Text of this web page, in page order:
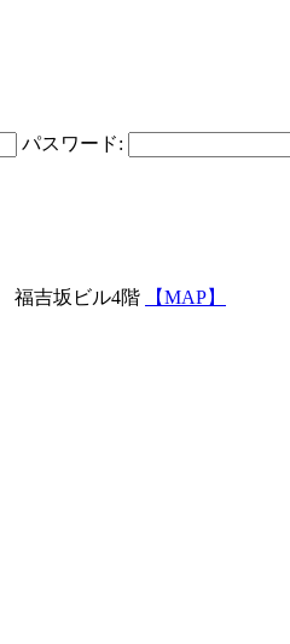
パスワード:
福吉坂ビル4階 【MAP】